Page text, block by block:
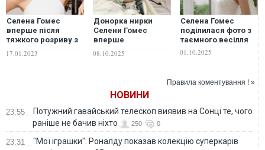
Селена Гомес
вперше після
тяжкого розриву з
Джастіном Бібером
закрутила новий
17.01.2023
Донорка нирки
Селени Гомес
вперше
прокоментувала
"сварку" зі
08.10.2025
Селена Гомес
поділилася фото з
таємного весілля
01.10.2025
Правила коментування ! »
НОВИНИ
23:55
Потужний гавайський телескоп виявив на Сонці те, чого
раніше не бачив ніхто
250 0
23:31
"Мої іграшки": Роналду показав колекцію суперкарів